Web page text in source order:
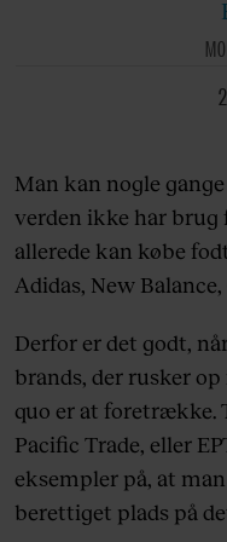
Man kan nogle
verden ikke har brug
allerede kan købe
Adidas, New
Derfor er det godt,
brands, der rusker
quo er at foretrække.
Pacific Trade, eller
eksempler på, at
berettiget plads på